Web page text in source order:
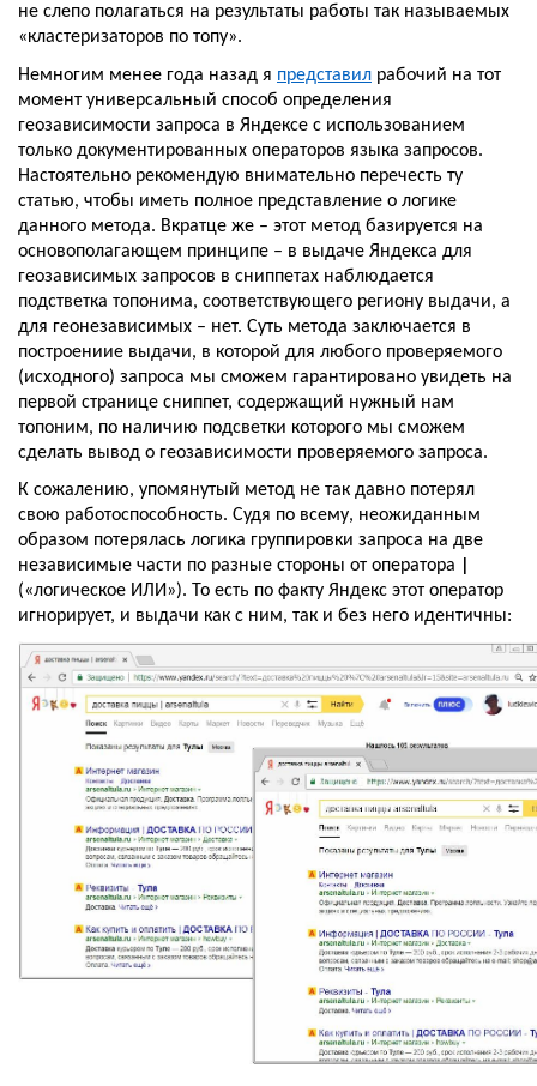
не слепо полагаться на результаты работы так называемых
«кластеризаторов по топу».
Немногим менее года назад я представил рабочий на тот
момент универсальный способ определения
геозависимости запроса в Яндексе с использованием
только документированных операторов языка запросов.
Настоятельно рекомендую внимательно перечесть ту
статью, чтобы иметь полное представление о логике
данного метода. Вкратце же – этот метод базируется на
основополагающем принципе – в выдаче Яндекса для
геозависимых запросов в сниппетах наблюдается
подстветка топонима, соответствующего региону выдачи, а
для геонезависимых – нет. Суть метода заключается в
построениие выдачи, в которой для любого проверяемого
(исходного) запроса мы сможем гарантировано увидеть на
первой странице сниппет, содержащий нужный нам
топоним, по наличию подсветки которого мы сможем
сделать вывод о геозависимости проверяемого запроса.
К сожалению, упомянутый метод не так давно потерял
свою работоспособность. Судя по всему, неожиданным
образом потерялась логика группировки запроса на две
независимые части по разные стороны от оператора
(«логическое ИЛИ»). То есть по факту Яндекс этот оператор
игнорирует, и выдачи как с ним, так и без него идентичны: